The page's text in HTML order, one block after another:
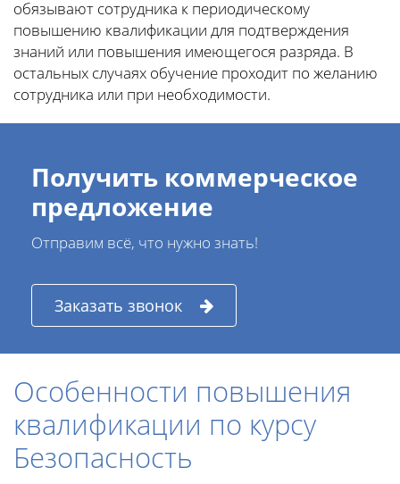
обязывают сотрудника к периодическому
повышению квалификации для подтверждения
знаний или повышения имеющегося разряда. В
остальных случаях обучение проходит по желанию
сотрудника или при необходимости.
Получить коммерческое
предложение
Отправим всё, что нужно знать!
Заказать звонок
Особенности повышения
квалификации по курсу
Безопасность